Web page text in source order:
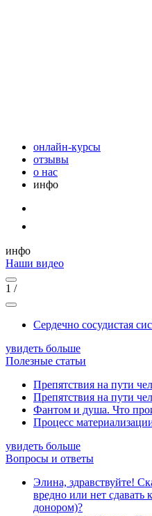
онлайн-курсы
отзывы
о нас
инфо
инфо
Наши видео
1 /
Сердечно сосудистая
увидеть больше
Полезные статьи
Препятствия на пути
Препятствия на пути
Фантом и душа. Что
Процесс
увидеть больше
Вопросы и ответы
Элина, здравствуйте!
вредно или нет сдавать
донором)?